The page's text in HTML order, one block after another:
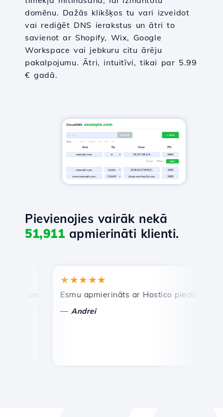
domēnu. Dažās klikšķos tu vari izveidot
vai rediģēt DNS ierakstus un ātri to
savienot ar Shopify, Wix, Google
Workspace vai jebkuru citu ārēju
pakalpojumu. Ātri, intuitīvi, tikai par 5.99
€ gadā.
Pievienojies vairāk nekā
51,911 apmierināti klienti.
un efektīva tehniskā atbalsta dienests.
★★★★★
Esmu apmierināts ar Hostico piedāvātajiem
Andrei